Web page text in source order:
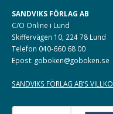
SANDVIKS FÖRLAG AB
C/O Online i Lund
Skiffervägen 10, 224 78 Lund
Telefon 040-660 68 00
Epost: goboken@goboken.se
SANDVIKS FÖRLAG AB’S